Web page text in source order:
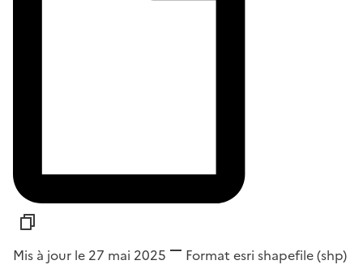
Mis à jour le 27 mai 2025 Format esri shapefile (shp)